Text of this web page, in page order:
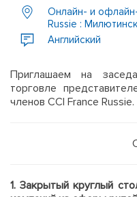
Онлайн- и
Russie :
Английский
Приглашаем на
торговле
членов CCI France Russie.
1. Закрытый круглый